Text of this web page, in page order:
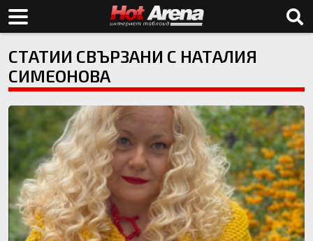
СТАТИИ СВЪРЗАНИ С НАТАЛИЯ
СИМЕОНОВА